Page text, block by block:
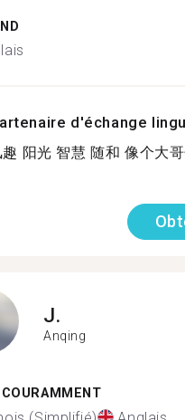
d'échange
阳光 智慧 随和 像个大
J.
Anqing
COURAMMENT